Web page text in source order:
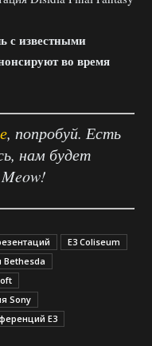
с известными
во время
, попробуй. Есть
нам будет
Meow!
E3 Coliseum
Sony
E3